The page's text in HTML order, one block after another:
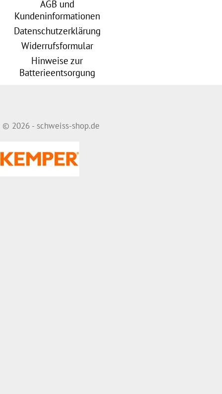
AGB und
Kundeninformationen
Datenschutzerklärung
Widerrufsformular
Hinweise zur
Batterieentsorgung
© 2026 - schweiss-shop.de